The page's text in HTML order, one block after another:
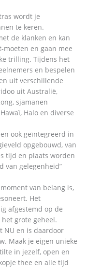
wordt je
te keren.
de klanken en kan
en gaan mee
trilling. Tijdens het
en bespelen
uit verschillende
uit Australië,
sjamanen
Halo en diverse
ook geïntegreerd in
opgebouwd, van
tijd en plaats worden
van gelegenheid”
van belang is,
Het
afgestemd op de
grote geheel.
NU en is daardoor
Maak je eigen unieke
in jezelf, open en
thee en alle tijd